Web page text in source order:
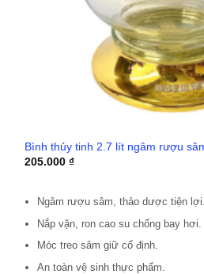
Bình thủy tinh 2.7 lít ngâm rượu
205.000₫
Ngâm rượu sâm, thảo dược tiện lợi.
Nắp vặn, ron cao su chống bay hơi.
Móc treo sâm giữ cố định.
An toàn vệ sinh thực phẩm.